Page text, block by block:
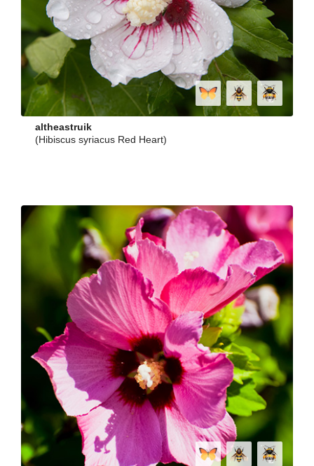
altheastruik
(Hibiscus syriacus Red Heart)